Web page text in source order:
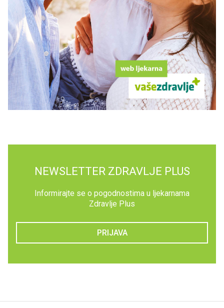
NEWSLETTER ZDRAVLJE PLUS
Informirajte se o pogodnostima u ljekarnama
Zdravlje Plus
PRIJAVA